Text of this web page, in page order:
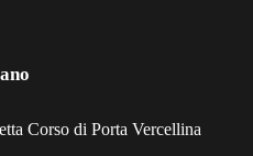
Corso di Porta Vercellina